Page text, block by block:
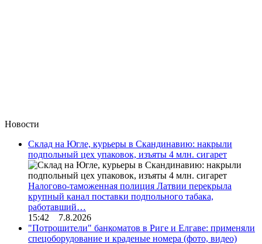
Новости
Склад на Югле, курьеры в Скандинавию: накрыли
подпольный цех упаковок, изъяты 4 млн. сигарет
Налогово-таможенная полиция Латвии перекрыла
крупный канал поставки подпольного табака,
работавший…
15:42 7.8.2026
"Потрошители" банкоматов в Риге и Елгаве: применяли
спецоборудование и краденые номера (фото, видео)